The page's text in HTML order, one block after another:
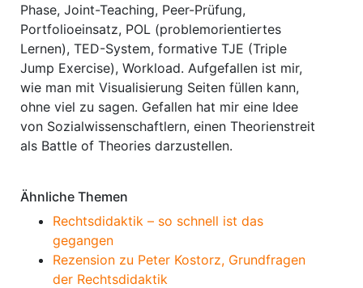
Phase, Joint-Teaching, Peer-Prüfung,
Portfolioeinsatz, POL (problemorientiertes
Lernen), TED-System, formative TJE (Triple
Jump Exercise), Workload. Aufgefallen ist mir,
wie man mit Visualisierung Seiten füllen kann,
ohne viel zu sagen. Gefallen hat mir eine Idee
von Sozialwissenschaftlern, einen Theorienstreit
als Battle of Theories darzustellen.
Ähnliche Themen
Rechtsdidaktik – so schnell ist das
gegangen
Rezension zu Peter Kostorz, Grundfragen
der Rechtsdidaktik